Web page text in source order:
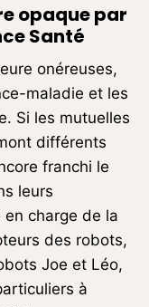
opaque par
Santé
onéreuses,
maladie et les
Si les mutuelles
différents
franchi le
leurs
charge de la
des robots,
Joe et Léo,
à